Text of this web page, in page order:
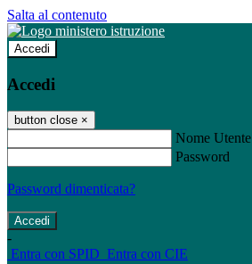
Salta al contenuto
Accedi
Accedi
button close ×
Nome Utente
Password
Password dimenticata?
-
Entra con SPID Entra con CIE